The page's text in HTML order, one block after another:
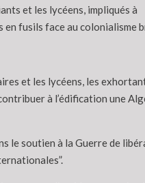
et les lycéens, impliqués à
fusils face au colonialisme
et les lycéens, les
à l’édification une
le soutien à la Guerre de